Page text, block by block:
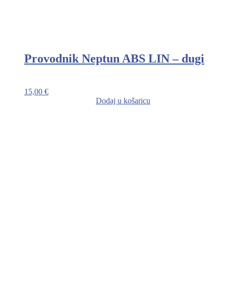
Provodnik Neptun ABS LIN – dugi
15,00 €
Dodaj u košaricu